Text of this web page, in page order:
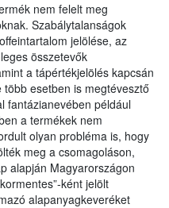
nem felelt meg
Szabálytalanságok
jelölése, az
összetevők
a tápértékjelölés kapcsán
esetben is megtévesztő
fantázianevében például
a termékek nem
olyan probléma is, hogy
meg a csomagoláson,
alapján Magyarországon
ként jelölt
alapanyagkeveréket